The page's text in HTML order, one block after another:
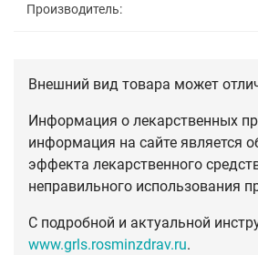
Производитель:
Внешний вид товара может
Информация о лекарственных
информация на сайте является
эффекта лекарственного
неправильного использования
С подробной и актуальной
www.grls.rosminzdrav.ru.